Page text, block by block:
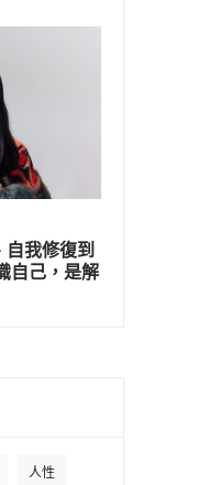
自我修復到
自己，是解
人性